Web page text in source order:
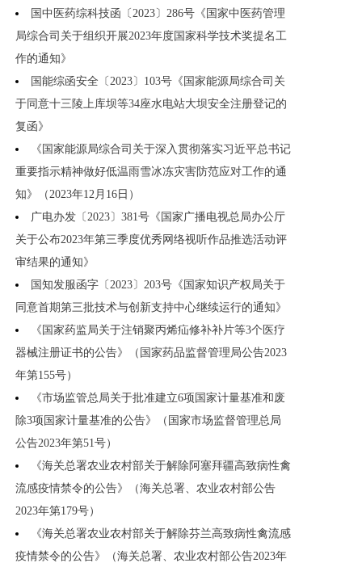
国中医药综科技函〔2023〕286号《国家中医药管理
局综合司关于组织开展2023年度国家科学技术奖提名工
作的通知》
国能综函安全〔2023〕103号《国家能源局综合司关
于同意十三陵上库坝等34座水电站大坝安全注册登记的
复函》
《国家能源局综合司关于深入贯彻落实习近平总书记
重要指示精神做好低温雨雪冰冻灾害防范应对工作的通
知》（2023年12月16日）
广电办发〔2023〕381号《国家广播电视总局办公厅
关于公布2023年第三季度优秀网络视听作品推选活动评
审结果的通知》
国知发服函字〔2023〕203号《国家知识产权局关于
同意首期第三批技术与创新支持中心继续运行的通知》
《国家药监局关于注销聚丙烯疝修补补片等3个医疗
器械注册证书的公告》（国家药品监督管理局公告2023
年第155号）
《市场监管总局关于批准建立6项国家计量基准和废
除3项国家计量基准的公告》（国家市场监督管理总局
公告2023年第51号）
《海关总署农业农村部关于解除阿塞拜疆高致病性禽
流感疫情禁令的公告》（海关总署、农业农村部公告
2023年第179号）
《海关总署农业农村部关于解除芬兰高致病性禽流感
疫情禁令的公告》（海关总署、农业农村部公告2023年